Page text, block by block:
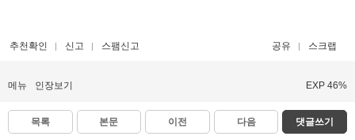
추천확인 신고 스팸신고 공유 스크랩
메뉴 인장보기 EXP 46%
목록 본문 이전 다음 댓글쓰기